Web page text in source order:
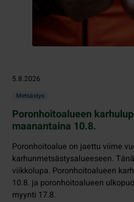
5.8.2026
Metsästys
Poronhoitoalueen
maanantaina 10.8.
Poronhoitoalue on jaettu viime
karhunmetsästysalueeseen.
viikkolupa. Poronhoitoalueen
10.8. ja poronhoitoalueen
myynti 17.8.